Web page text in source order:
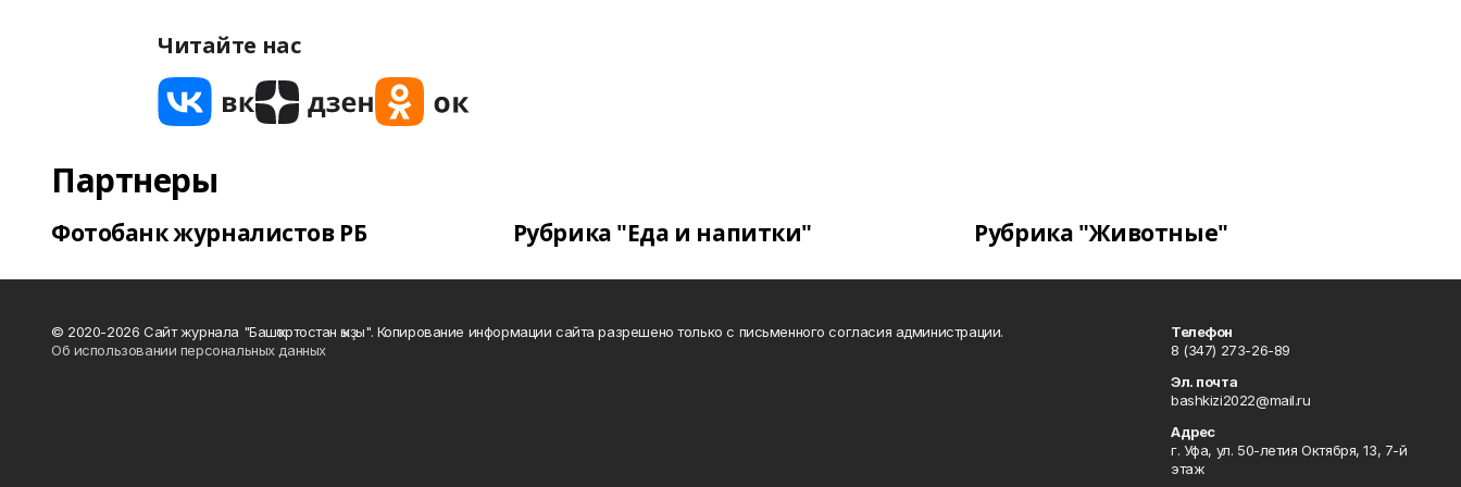
Читайте нас
Партнеры
Фотобанк журналистов РБ Рубрика "Еда и напитки" Рубрика "Животные"
© 2020-2026 Сайт журнала "Башҡортостан ҡыҙы". Копирование информации сайта разрешено только с письменного согласия администрации.
Об использовании персональных данных
Телефон
8 (347) 273-26-89
Эл. почта
bashkizi2022@mail.ru
Адрес
г. Уфа, ул. 50-летия Октября, 13, 7-й
этаж